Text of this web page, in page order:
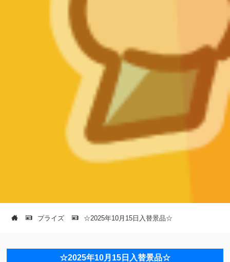
プライズ ☆2025年10月15日入替景品☆
☆2025年10月15日入替景品☆